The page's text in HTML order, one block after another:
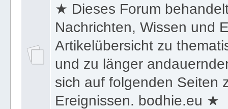
★ Dieses Forum
Nachrichten, Wissen und
Artikelübersicht zu
und zu länger
sich auf folgenden Seiten
Ereignissen. bodhie.eu ★